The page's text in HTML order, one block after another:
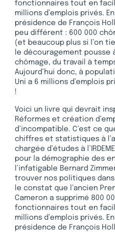
fonctionnaires tout en
millions d’emplois privés.
présidence de François
peu différent : 600 000
(et beaucoup plus si l’on
le découragement pousse
chômage, du travail à
Aujourd’hui donc, à
Uni a 6 millions d’emplois
!
Voici un livre qui devrait
Réformes et création
d’incompatible. C’est ce
chiffres et statistiques à
chargée d’études à
pour la démographie des
l’infatigable Bernard
trouver nos politiques dans
le constat que l’ancien
Cameron a supprimé 800
fonctionnaires tout en
millions d’emplois privés.
présidence de François